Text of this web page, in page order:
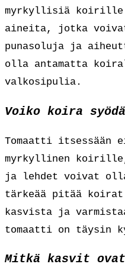
myrkyllisiä
aineita, jotka
punasoluja ja
olla antamatta
valkosipulia.
Voiko koira
Tomaatti itsessään
myrkyllinen
ja lehdet voivat
tärkeää pitää koirat
kasvista ja
tomaatti on täysin
Mitkä kasvit